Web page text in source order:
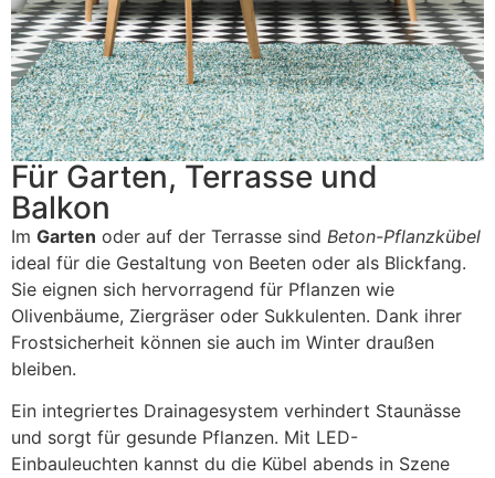
Für Garten, Terrasse und
Balkon
Im Garten oder auf der Terrasse sind Beton-Pflanzkübel
ideal für die Gestaltung von Beeten oder als Blickfang.
Sie eignen sich hervorragend für Pflanzen wie
Olivenbäume, Ziergräser oder Sukkulenten. Dank ihrer
Frostsicherheit können sie auch im Winter draußen
bleiben.
Ein integriertes Drainagesystem verhindert Staunässe
und sorgt für gesunde Pflanzen. Mit LED-
Einbauleuchten kannst du die Kübel abends in Szene